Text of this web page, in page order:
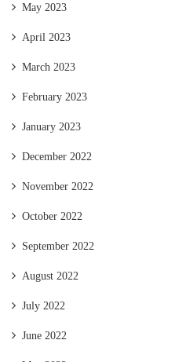
May 2023
April 2023
March 2023
February 2023
January 2023
December 2022
November 2022
October 2022
September 2022
August 2022
July 2022
June 2022